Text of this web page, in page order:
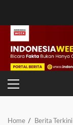
content
PRIMARY
MENU
Home
Berita Terkini